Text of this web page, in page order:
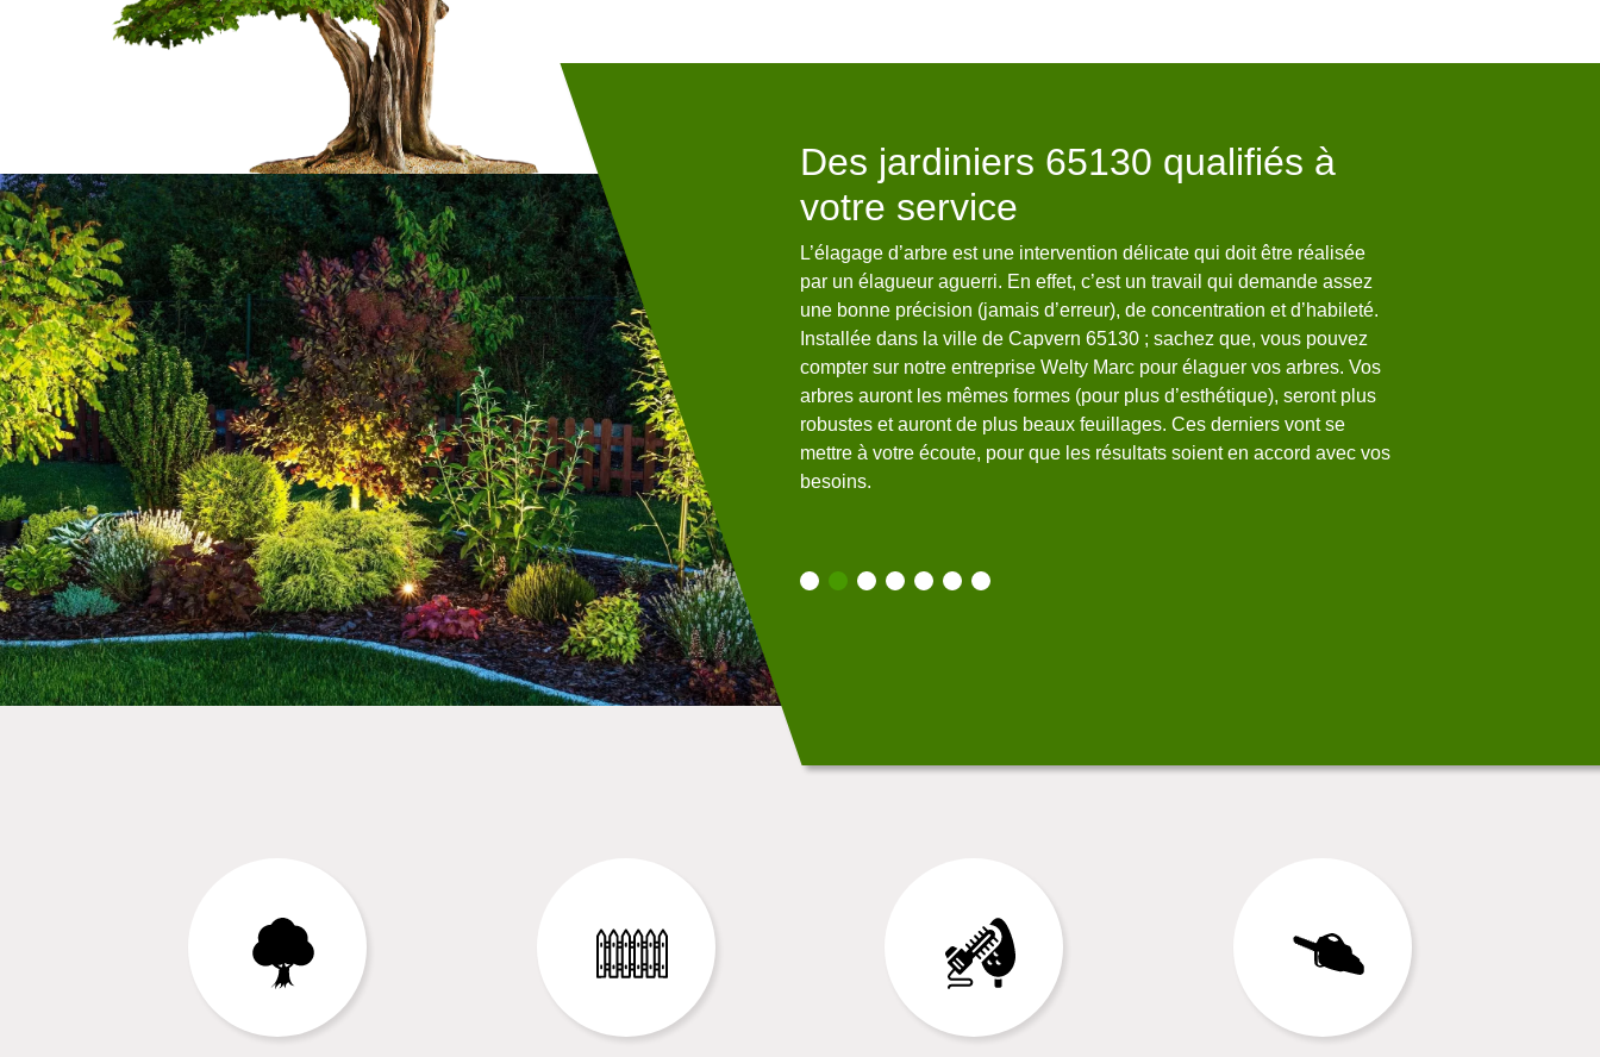
de
importante. En effet, il
entraîner des
Dans ce cas, on peut
d'expérience
proposer des prix
de monde. Pour
veuillez le téléphoner
gratuit et sans
Un élagueur professionnel à
Capvern : Welty Marc
Welty Marc est un spécialiste en élagage d’arbre, notre société est
installée dans la ville de Capvern 65130 et nous proposons nos
services aux professionnels et aux particuliers. Fort de plusieurs
années d’expérience ; il est à noter que notre entreprise Welty Marc
dispose des qualifications et des compétences nécessaires pour
répondre à tous vos besoins en élagage d’arbre à Capvern 65130.
Nos équipes d’élagueurs 65130 ont connaissance des différentes
méthodes et des techniques pour élaguer le type d’arbre que vous
avez. N’hésitez plus à faire appel au service de notre entreprise Welty
Marc.
Des jardiniers 65130 qualifiés à
votre service
L’élagage d’arbre est une intervention délicate qui doit être réalisée
par un élagueur aguerri. En effet, c’est un travail qui demande assez
une bonne précision (jamais d’erreur), de concentration et d’habileté.
Installée dans la ville de Capvern 65130 ; sachez que, vous pouvez
compter sur notre entreprise Welty Marc pour élaguer vos arbres. Vos
arbres auront les mêmes formes (pour plus d’esthétique), seront plus
robustes et auront de plus beaux feuillages. Ces derniers vont se
mettre à votre écoute, pour que les résultats soient en accord avec vos
besoins.